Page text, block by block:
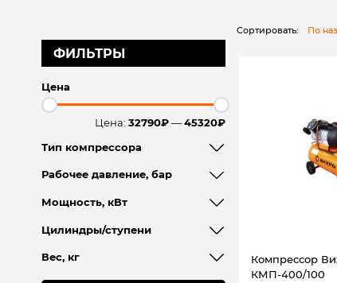
Сортировать: По
Компрессор
КМП-400/100
ФИЛЬТРЫ
Цена
Цена: 32790₽— 45320₽
Тип компрессора
Рабочее давление, бар
Мощность, кВт
Цилиндры/ступени
Вес, кг